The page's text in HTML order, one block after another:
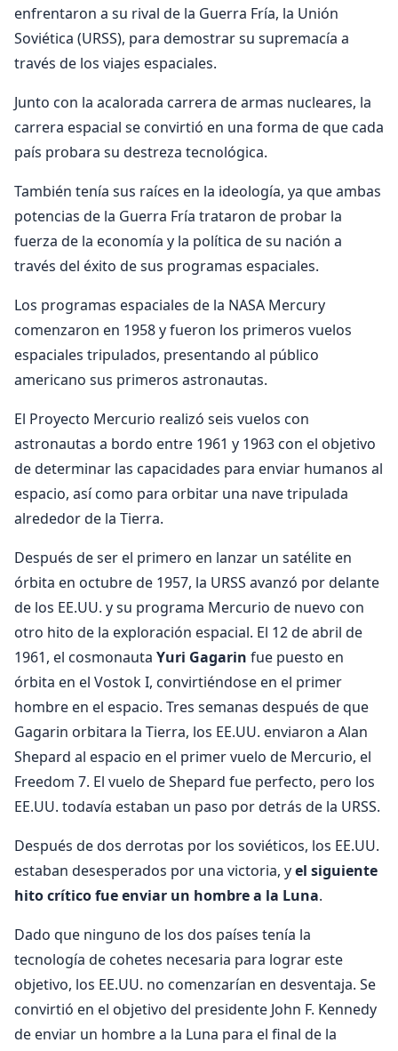
enfrentaron a su rival de la Guerra Fría, la Unión
Soviética (URSS), para demostrar su supremacía a
través de los viajes espaciales.
Junto con la acalorada carrera de armas nucleares, la
carrera espacial se convirtió en una forma de que cada
país probara su destreza tecnológica.
También tenía sus raíces en la ideología, ya que ambas
potencias de la Guerra Fría trataron de probar la
fuerza de la economía y la política de su nación a
través del éxito de sus programas espaciales.
Los programas espaciales de la NASA Mercury
comenzaron en 1958 y fueron los primeros vuelos
espaciales tripulados, presentando al público
americano sus primeros astronautas.
El Proyecto Mercurio realizó seis vuelos con
astronautas a bordo entre 1961 y 1963 con el objetivo
de determinar las capacidades para enviar humanos al
espacio, así como para orbitar una nave tripulada
alrededor de la Tierra.
Después de ser el primero en lanzar un satélite en
órbita en octubre de 1957, la URSS avanzó por delante
de los EE.UU. y su programa Mercurio de nuevo con
otro hito de la exploración espacial. El 12 de abril de
1961, el cosmonauta Yuri Gagarin fue puesto en
órbita en el Vostok I, convirtiéndose en el primer
hombre en el espacio. Tres semanas después de que
Gagarin orbitara la Tierra, los EE.UU. enviaron a Alan
Shepard al espacio en el primer vuelo de Mercurio, el
Freedom 7. El vuelo de Shepard fue perfecto, pero los
EE.UU. todavía estaban un paso por detrás de la URSS.
Después de dos derrotas por los soviéticos, los EE.UU.
estaban desesperados por una victoria, yel siguiente
hito crítico fue enviar un hombre a la Luna.
Dado que ninguno de los dos países tenía la
tecnología de cohetes necesaria para lograr este
objetivo, los EE.UU. no comenzarían en desventaja. Se
convirtió en el objetivo del presidente John F. Kennedy
de enviar un hombre a la Luna para el final de la